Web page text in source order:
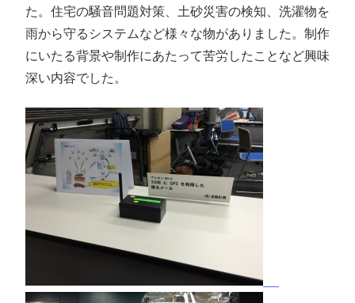
た。住宅の騒音問題対策、土砂災害の検知、洗濯物を
雨から守るシステムなど様々な物がありました。制作
にいたる背景や制作にあたって苦労したことなど興味
深い内容でした。